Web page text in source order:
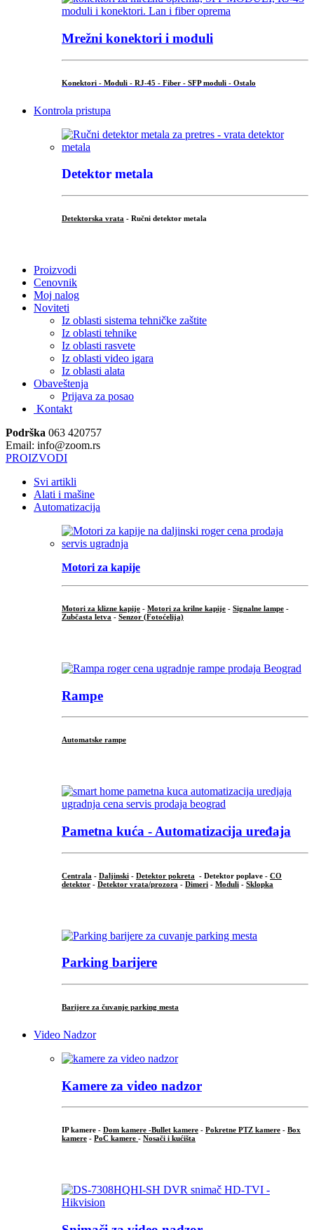
Mrežni konektori i moduli
Konektori - Moduli - RJ-45 - Fiber - SFP moduli - Ostalo
Kontrola pristupa
Detektor metala
Detektorska vrata - Ručni detektor metala
Proizvodi
Cenovnik
Moj nalog
Noviteti
Iz oblasti sistema tehničke zaštite
Iz oblasti tehnike
Iz oblasti rasvete
Iz oblasti video igara
Iz oblasti alata
Obaveštenja
Prijava za posao
Kontakt
Podrška 063 420757
Email: info@zoom.rs
PROIZVODI
Svi artikli
Alati i mašine
Automatizacija
Motori za kapije
Motori za klizne kapije - Motori za krilne kapije - Signalne lampe -
Zubčasta letva - Senzor (Fotoćelija)
Rampe
Automatske rampe
Pametna kuća - Automatizacija uređaja
Centrala - Daljinski - Detektor pokreta - Detektor poplave - CO
detektor - Detektor vrata/prozora - Dimeri - Moduli - Sklopka
Parking barijere
Barijere za čuvanje parking mesta
Video Nadzor
Kamere za video nadzor
IP kamere - Dom kamere -Bullet kamere - Pokretne PTZ kamere - Box
kamere - PoC kamere - Nosači i kućišta